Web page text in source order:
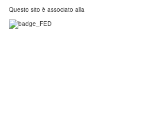
Questo sito è associato alla